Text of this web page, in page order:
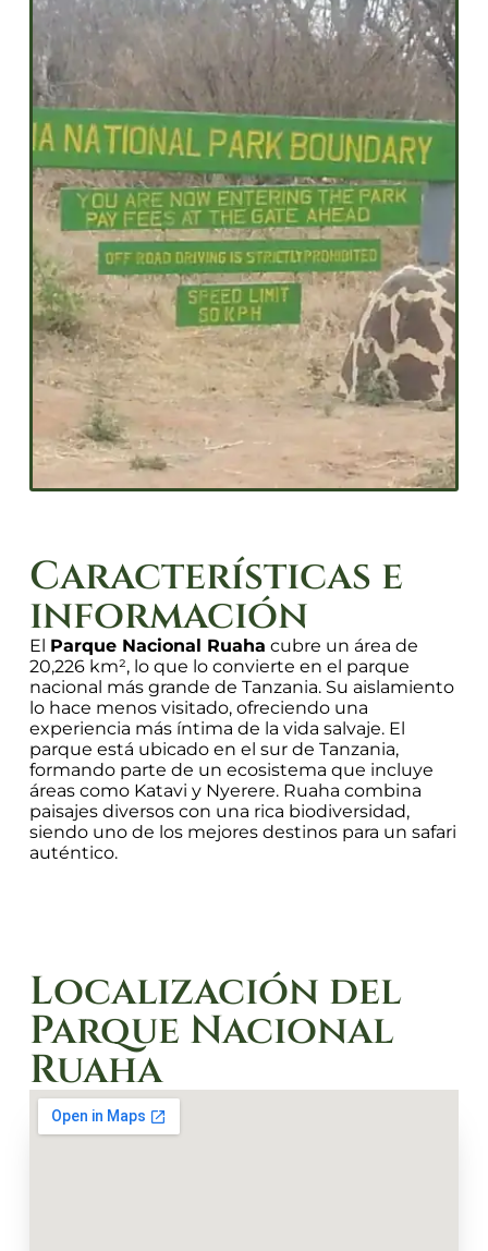
Características e
información
El Parque Nacional Ruaha cubre un área de
20,226 km², lo que lo convierte en el parque
nacional más grande de Tanzania. Su aislamiento
lo hace menos visitado, ofreciendo una
experiencia más íntima de la vida salvaje. El
parque está ubicado en el sur de Tanzania,
formando parte de un ecosistema que incluye
áreas como Katavi y Nyerere. Ruaha combina
paisajes diversos con una rica biodiversidad,
siendo uno de los mejores destinos para un safari
auténtico.
Localización del
Parque Nacional
Ruaha